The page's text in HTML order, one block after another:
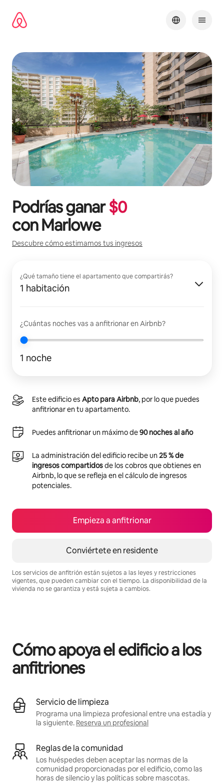
contenido
Podrías ganar$0
conMarlowe
Descubre cómo estimamos tus ingresos
¿Qué tamaño tiene el apartamento que compartirás?
1 habitación
¿Cuántas noches vas a anfitrionar en Airbnb?
1 noche
Este edificio es Apto para Airbnb, por lo que puedes
anfitrionar en tu apartamento.
Puedes anfitrionar un máximo de90 noches al año
La administración del edificio recibe un25 % de
ingresos compartidosde los cobros que obtienes en
Airbnb, lo que se refleja en el cálculo de ingresos
potenciales.
Empieza a anfitrionar
Conviértete en residente
Los servicios de anfitrión están sujetos a las leyes y restricciones
vigentes, que pueden cambiar con el tiempo. La disponibilidad de la
vivienda no se garantiza y está sujeta a cambios.
Cómo apoya el edificio a los
anfitriones
Servicio de limpieza
Programa una limpieza profesional entre una estadía y
la siguiente. Reserva un profesional
Reglas de la comunidad
Los huéspedes deben aceptar las normas de la
comunidad proporcionadas por el edificio, como las
horas de silencio y las políticas sobre mascotas.